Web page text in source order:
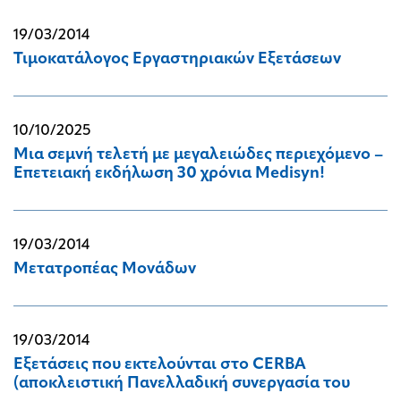
19/03/2014
Τιμοκατάλογος Εργαστηριακών Εξετάσεων
10/10/2025
Μια σεμνή τελετή με μεγαλειώδες περιεχόμενο –
Επετειακή εκδήλωση 30 χρόνια Medisyn!
19/03/2014
Μετατροπέας Μονάδων
19/03/2014
Εξετάσεις που εκτελούνται στο CERBA
(αποκλειστική Πανελλαδική συνεργασία του